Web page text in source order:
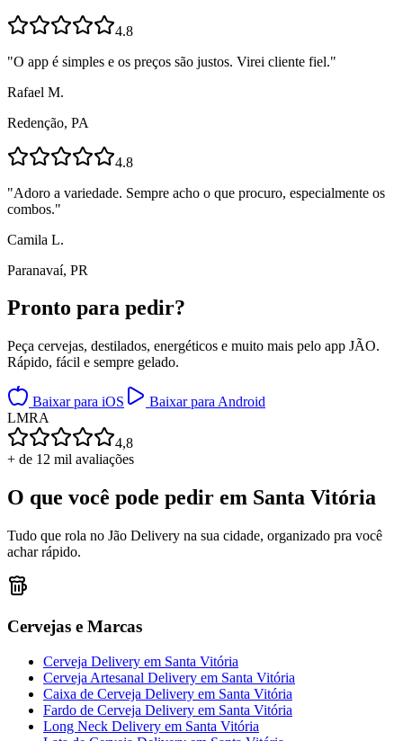
4.8
"O app é simples e os preços são justos. Virei cliente fiel."
Rafael M.
Redenção, PA
4.8
"Adoro a variedade. Sempre acho o que procuro, especialmente os
combos."
Camila L.
Paranavaí, PR
Pronto para pedir?
Peça cervejas, destilados, energéticos e muito mais pelo app JÃO.
Rápido, fácil e sempre gelado.
Baixar para iOS
Baixar para Android
LMRA
4,8
+ de 12 mil avaliações
O que você pode pedir em Santa Vitória
Tudo que rola no Jão Delivery na sua cidade, organizado pra você
achar rápido.
Cervejas e Marcas
Cerveja Delivery em Santa Vitória
Cerveja Artesanal Delivery em Santa Vitória
Caixa de Cerveja Delivery em Santa Vitória
Fardo de Cerveja Delivery em Santa Vitória
Long Neck Delivery em Santa Vitória